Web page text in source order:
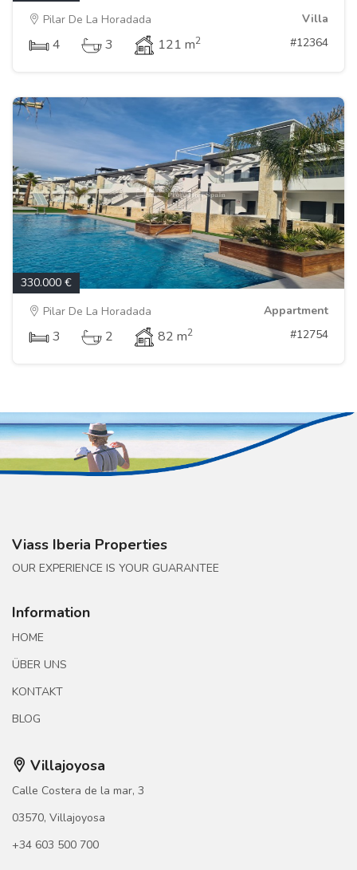
Pilar De La Horadada
Villa
4 3 121 m2 #12364
330.000 €
Pilar De La Horadada
Appartment
3 2 82 m2 #12754
Viass Iberia Properties
OUR EXPERIENCE IS YOUR GUARANTEE
Information
HOME
ÜBER UNS
KONTAKT
BLOG
Villajoyosa
Calle Costera de la mar, 3
03570, Villajoyosa
+34 603 500 700